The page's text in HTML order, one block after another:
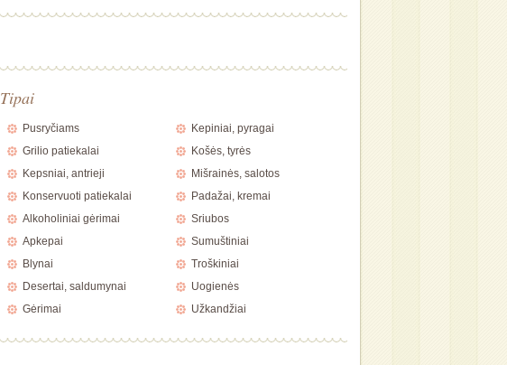
Tipai
Pusryčiams
Grilio patiekalai
Kepsniai, antrieji
Konservuoti patiekalai
Alkoholiniai gėrimai
Apkepai
Blynai
Desertai, saldumynai
Gėrimai
Kepiniai, pyragai
Košės, tyrės
Mišrainės, salotos
Padažai, kremai
Sriubos
Sumuštiniai
Troškiniai
Uogienės
Užkandžiai